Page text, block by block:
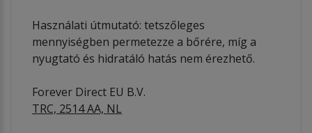
Használati útmutató: tetszőleges
mennyiségben permetezze a bőrére, míg a
nyugtató és hidratáló hatás nem érezhető.
Forever Direct EU B.V.
TRC, 2514 AA, NL